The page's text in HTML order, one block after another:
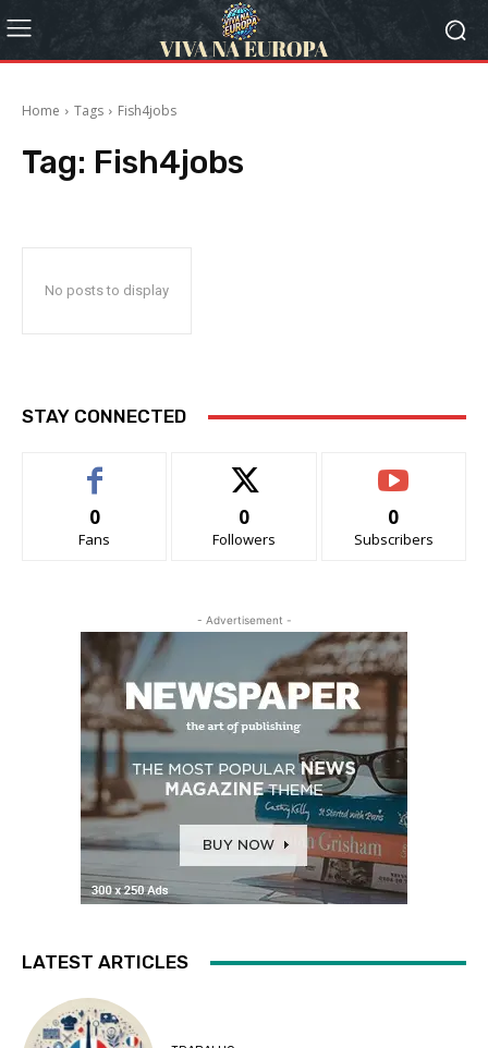
Home Tags Fish4jobs
Tag: Fish4jobs
No posts to display
STAY CONNECTED
0
Fans
0
Followers
0
Subscribers
- Advertisement -
LATEST ARTICLES